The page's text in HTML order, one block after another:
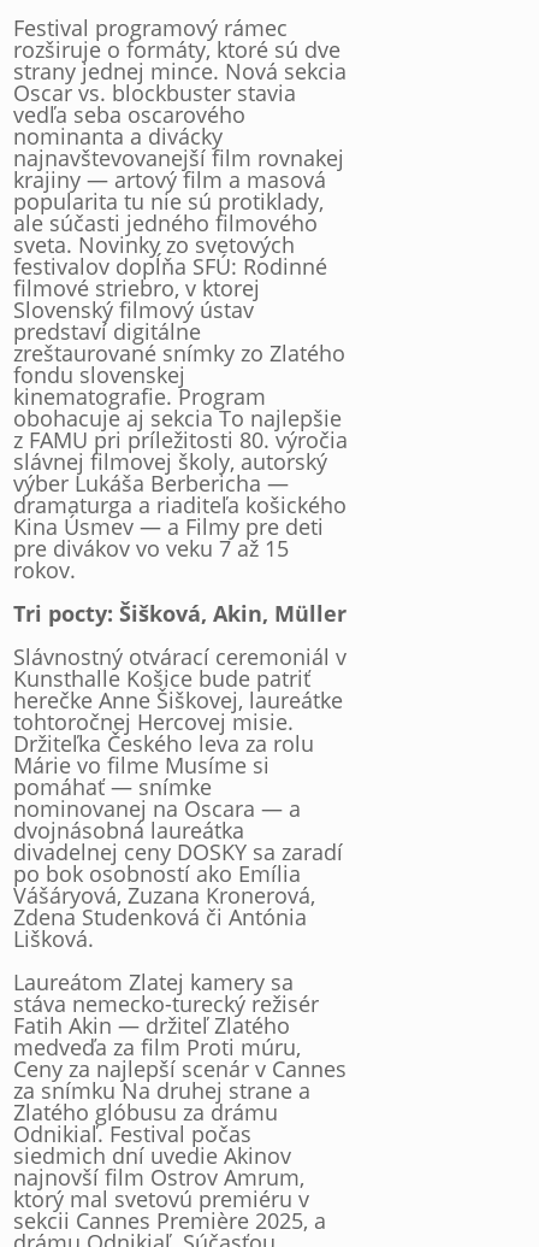
Festival programový rámec
rozširuje o formáty, ktoré sú dve
strany jednej mince. Nová sekcia
Oscar vs. blockbuster stavia
vedľa seba oscarového
nominanta a divácky
najnavštevovanejší film rovnakej
krajiny — artový film a masová
popularita tu nie sú protiklady,
ale súčasti jedného filmového
sveta. Novinky zo svetových
festivalov dopĺňa SFÚ: Rodinné
filmové striebro, v ktorej
Slovenský filmový ústav
predstaví digitálne
zreštaurované snímky zo Zlatého
fondu slovenskej
kinematografie. Program
obohacuje aj sekcia To najlepšie
z FAMU pri príležitosti 80. výročia
slávnej filmovej školy, autorský
výber Lukáša Berbericha —
dramaturga a riaditeľa košického
Kina Úsmev — a Filmy pre deti
pre divákov vo veku 7 až 15
rokov.
Tri pocty: Šišková, Akin, Müller
Slávnostný otvárací ceremoniál v
Kunsthalle Košice bude patriť
herečke Anne Šiškovej, laureátke
tohtoročnej Hercovej misie.
Držiteľka Českého leva za rolu
Márie vo filme Musíme si
pomáhať — snímke
nominovanej na Oscara — a
dvojnásobná laureátka
divadelnej ceny DOSKY sa zaradí
po bok osobností ako Emília
Vášáryová, Zuzana Kronerová,
Zdena Studenková či Antónia
Lišková.
Laureátom Zlatej kamery sa
stáva nemecko-turecký režisér
Fatih Akin — držiteľ Zlatého
medveďa za film Proti múru,
Ceny za najlepší scenár v Cannes
za snímku Na druhej strane a
Zlatého glóbusu za drámu
Odnikiaľ. Festival počas
siedmich dní uvedie Akinov
najnovší film Ostrov Amrum,
ktorý mal svetovú premiéru v
sekcii Cannes Première 2025, a